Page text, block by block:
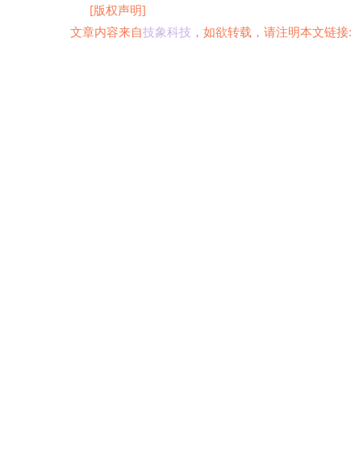
[版权声明]
文章内容来自技象科技 ，如欲转载，请注明本文链接: